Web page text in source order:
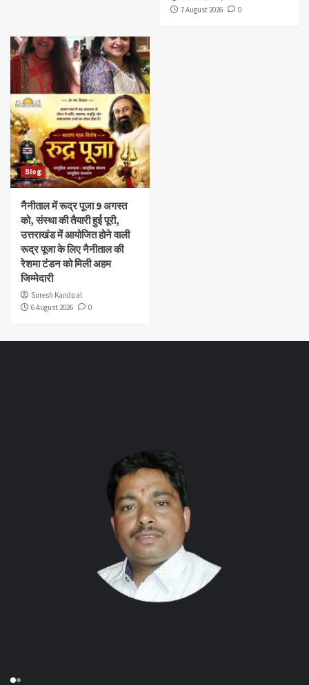
7 August 2026
0
Blog
नैनीताल में रूद्र पूजा 9 अगस्त
को, संस्था की तैयारी हुई पूरी,
उत्तराखंड में आयोजित होने वाली
रूद्र पूजा के लिए नैनीताल की
रेशमा टंडन को मिली अहम
जिम्मेदारी
Suresh Kandpal
6 August 2026
0